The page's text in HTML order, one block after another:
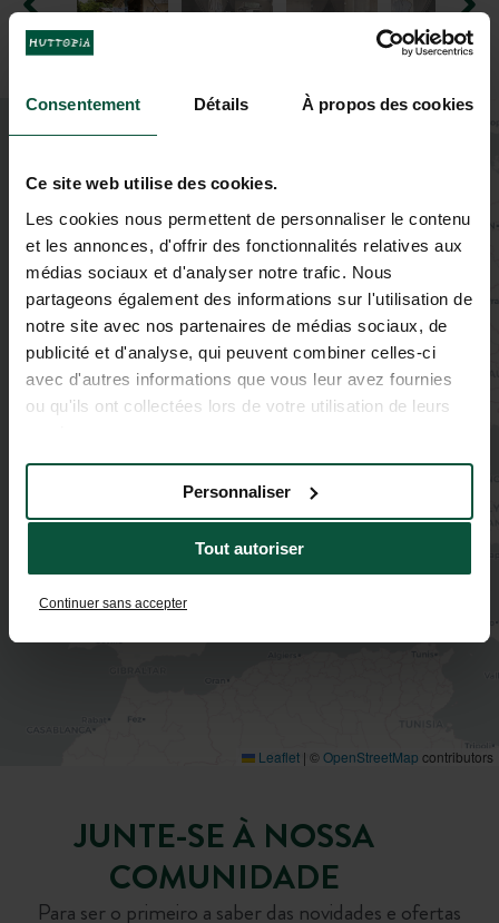
Consentement Détails À propos des cookies
Ce site web utilise des cookies.
Les cookies nous permettent de personnaliser le contenu
et les annonces, d'offrir des fonctionnalités relatives aux
médias sociaux et d'analyser notre trafic. Nous
partageons également des informations sur l'utilisation de
notre site avec nos partenaires de médias sociaux, de
publicité et d'analyse, qui peuvent combiner celles-ci
avec d'autres informations que vous leur avez fournies
ou qu'ils ont collectées lors de votre utilisation de leurs
Tout autoriser
Personnaliser
Continuer sans accepter
Leaflet | ©OpenStreetMap contributors
JUNTE-SE À NOSSA
COMUNIDADE
Para ser o primeiro a saber das novidades e ofertas